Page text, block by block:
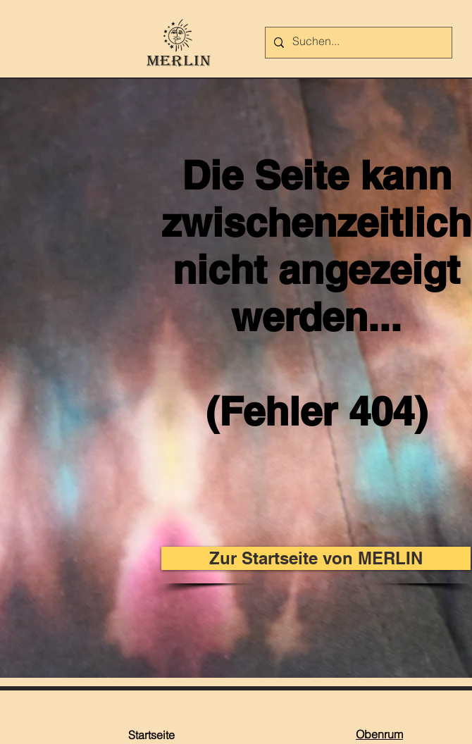
Die Seite kann
zwischenzeitlich
nicht angezeigt
werden...
(Fehler 404)
Zur Startseite von MERLIN
Startseite
Obenrum